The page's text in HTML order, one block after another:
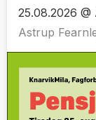
25.08.2026
Astrup